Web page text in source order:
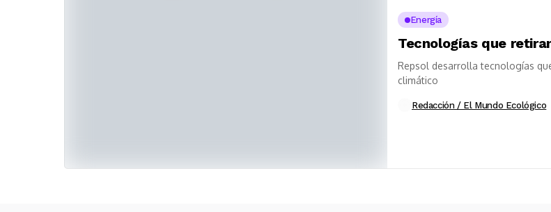
Energía
Tecnologías que
Repsol desarrolla tecnologías
climático
Redacción / El Mundo Ecológico